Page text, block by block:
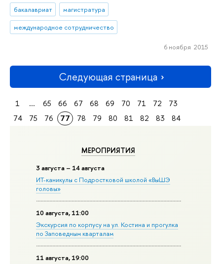
МЕРОПРИЯТИЯ
3 августа – 14 августа
ИТ-каникулы с Подростковой школой «ВыШЭ
головы»
10 августа, 11:00
Экскурсия по корпусу на ул. Костина и прогулка
по Заповедным кварталам
11 августа, 19:00
бакалавриат
магистратура
международное сотрудничество
6 ноября 2015
Следующая страница
1 ... 65 66 67 68 69 70 71 72
73
74
75 76 77 78 79 80 81 82 83 84